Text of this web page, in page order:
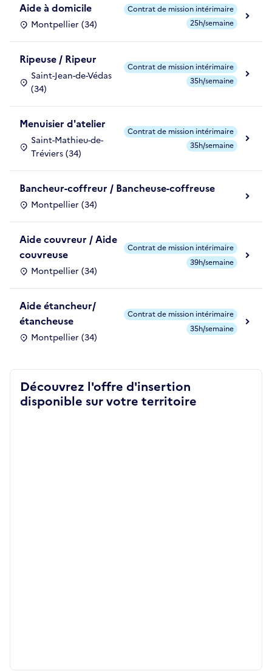
Aide à domicile
Montpellier (34)
Contrat de mission intérimaire
25h/semaine
Ripeuse / Ripeur
Saint-Jean-de-Védas
(34)
Contrat de mission intérimaire
35h/semaine
Menuisier d'atelier
Saint-Mathieu-de-
Tréviers (34)
Contrat de mission intérimaire
35h/semaine
Bancheur-coffreur / Bancheuse-coffreuse
Montpellier (34)
Aide couvreur / Aide
couvreuse
Montpellier (34)
Contrat de mission intérimaire
39h/semaine
Aide étancheur/
étancheuse
Montpellier (34)
Contrat de mission intérimaire
35h/semaine
Découvrez l'offre d'insertion
disponible sur votre territoire